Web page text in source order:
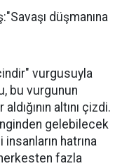
düşmanına
vurgusuyla
bu vurgunun
altını çizdi.
gelebilecek
hatrına
fazla